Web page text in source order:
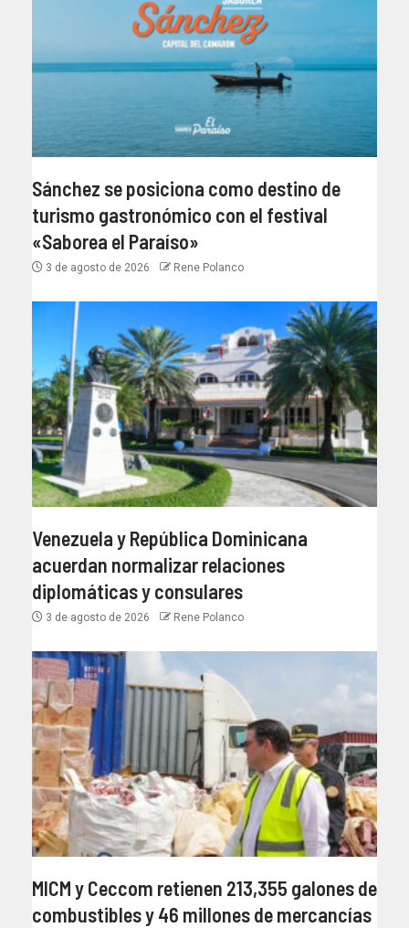
Sánchez se posiciona como destino de
turismo gastronómico con el festival
«Saborea el Paraíso»
3 de agosto de 2026 Rene Polanco
Venezuela y República Dominicana
acuerdan normalizar relaciones
diplomáticas y consulares
3 de agosto de 2026 Rene Polanco
MICM y Ceccom retienen 213,355 galones de
combustibles y 46 millones de mercancías